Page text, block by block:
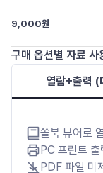
9,000원
구매 옵션별 자료 사
열람+출력 (
쏠북 뷰어로
PC 프린트
PDF 파일 미